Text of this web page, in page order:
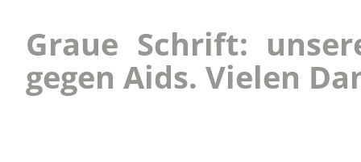
Graue Schrift:
gegen Aids. Vielen